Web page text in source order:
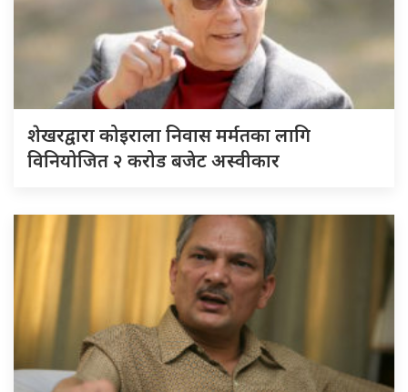
शेखरद्वारा कोइराला निवास मर्मतका लागि
विनियोजित २ करोड बजेट अस्वीकार